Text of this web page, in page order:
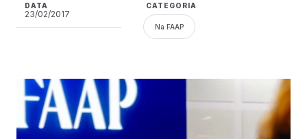
DATA
23/02/2017
CATEGORIA
Na FAAP